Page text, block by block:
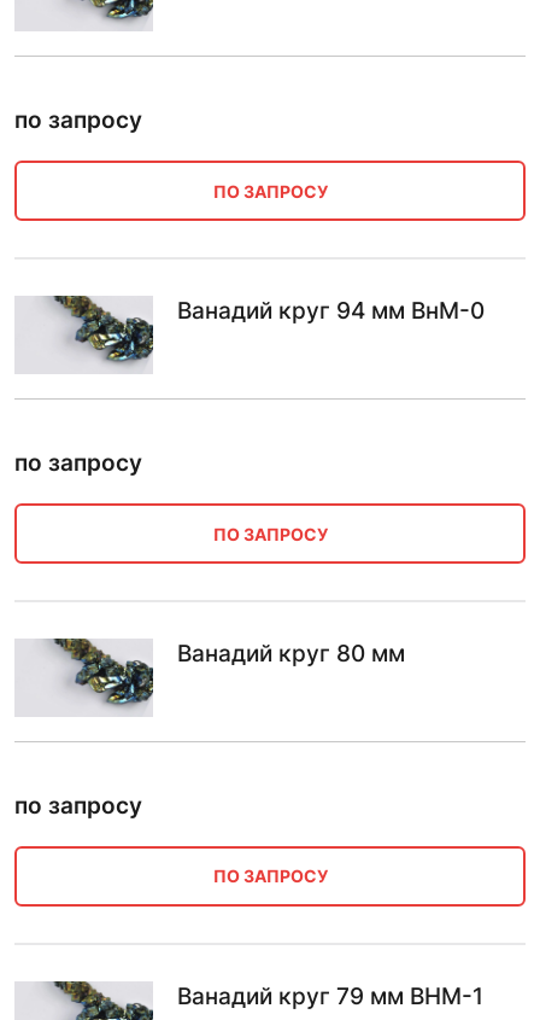
по запросу
ПО ЗАПРОСУ
Ванадий круг 94 мм ВнМ-0
по запросу
ПО ЗАПРОСУ
Ванадий круг 80 мм
по запросу
ПО ЗАПРОСУ
Ванадий круг 79 мм ВНМ-1